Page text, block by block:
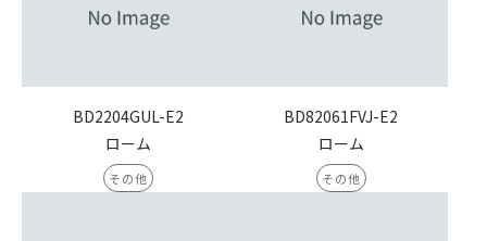
BD2204GUL-E2
ローム
その他
BD82061FVJ-E2
ローム
その他